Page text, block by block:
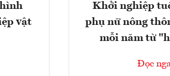
vật
Khởi nghiệp
phụ nữ nông
mỗi năm từ
Đọc